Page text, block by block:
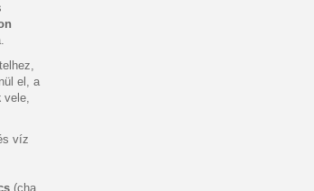
el, a
vele,
víz
(cha